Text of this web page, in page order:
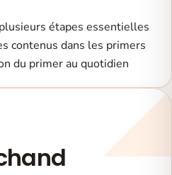
étapes essentielles
contenus dans les primers
du primer au quotidien